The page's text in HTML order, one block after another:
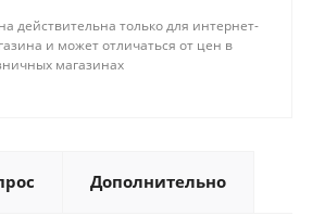
действительна только для интернет-
и может отличаться от цен в
магазинах
Дополнительно